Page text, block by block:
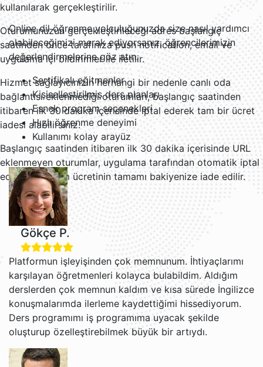
kullanılarak gerçekleştirilir.
Oturumunuzun gerçekleştirileceği adres başlangıç
saatinden önce tarafınıza push notification, email ve
uygulama içi bildirimler ile iletilir.
Hizmet sağlayıcınızın herhangi bir nedenle canlı oda
bağlantısı eklenmediği oturumları, başlangıç saatinden
itibaren ilk 30 dakika içerisinde iptal ederek tam bir ücret
iadesi alabilirsiniz.
Başlangıç saatinden itibaren ilk 30 dakika içerisinde URL
eklenmeyen oturumlar, uygulama tarafından otomatik iptal
edilir ve oturum ücretinin tamamı bakiyenize iade edilir.
Online dil öğrenme yolculuğunuzda size nasıl yardımcı
olabileceğimizi merak ediyorsanız, öğrencilerimizin
değerlendirmelerine göz atın.
Sertifikalı eğitmenler
Kişiselleştirilmiş ders planları
Esnek program seçenekleri
Hızlı öğrenme deneyimi
Kullanımı kolay arayüz
Gökçe P.
Platformun işleyişinden çok memnunum. İhtiyaçlarımı
karşılayan öğretmenleri kolayca bulabildim. Aldığım
derslerden çok memnun kaldım ve kısa sürede İngilizce
konuşmalarımda ilerleme kaydettiğimi hissediyorum.
Ders programımı iş programıma uyacak şekilde
oluşturup özelleştirebilmek büyük bir artıydı.